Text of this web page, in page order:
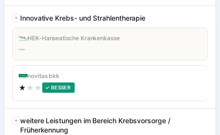
Innovative Krebs- und Strahlentherapie
HEK-Hanseatische Krankenkasse
—
novitas bkk
★ ★★ ✓ BESSER
weitere Leistungen im Bereich Krebsvorsorge /
Früherkennung